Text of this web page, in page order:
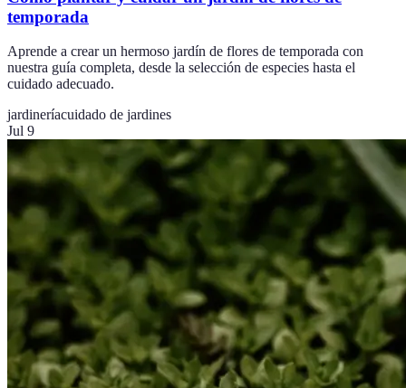
temporada
Aprende a crear un hermoso jardín de flores de temporada con
nuestra guía completa, desde la selección de especies hasta el
cuidado adecuado.
jardineríacuidado de jardines
Jul 9